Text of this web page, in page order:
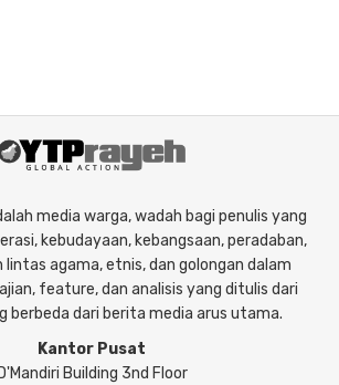
media warga, wadah bagi penulis yang
kebudayaan, kebangsaan, peradaban,
agama, etnis, dan golongan dalam
feature, dan analisis yang ditulis dari
berbeda dari berita media arus utama.
Kantor Pusat
D'Mandiri Building 3nd Floor